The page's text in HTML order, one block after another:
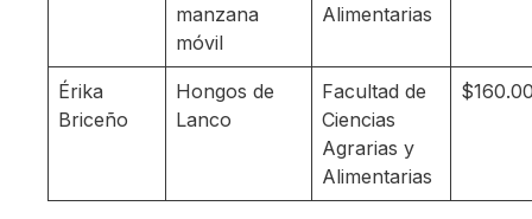
manzana
móvil
Alimentarias
Érika
Briceño
Hongos de
Lanco
Facultad de
Ciencias
Agrarias y
Alimentarias